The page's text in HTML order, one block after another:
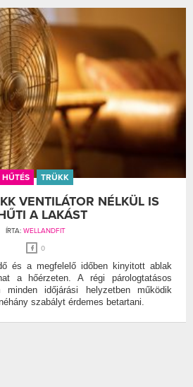
HŰTÉS TRÜKK
VENTILÁTOR NÉLKÜL IS
A LAKÁST
ÍRTA: WELLANDFIT
0
és a megfelelő időben kinyitott ablak
a hőérzeten. A régi párologtatásos
minden időjárási helyzetben működik
szabályt érdemes betartani.